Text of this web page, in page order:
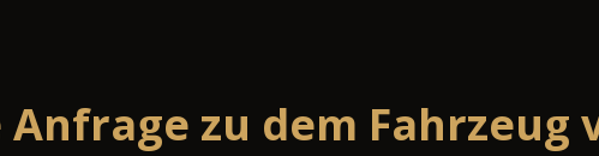
zu dem Fahrzeug